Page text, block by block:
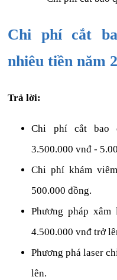
Chi phí cắt
nhiêu tiền năm
Trả lời:
Chi phí cắt bao
3.500.000 vnđ -
Chi phí khám
500.000 đồng.
Phương pháp
4.500.000 vnđ trở
Phương phá laser
lên.